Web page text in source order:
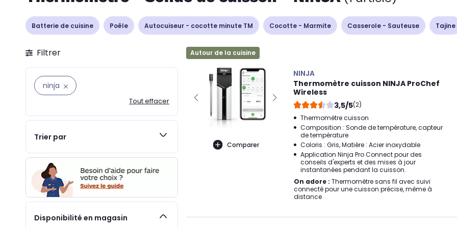
Batterie de cuisine Poêle Autocuiseur - cocotte minute TM Cocotte - Marmite Casserole - Sauteuse Tajine
Filtrer
ninja
Tout effacer
Trier par
Disponibilité en magasin
Autour de la cuisine
Comparer
NINJA
Thermomètre cuisson NINJA ProChef
Wireless
3,5/5(2)
Thermomètre cuisson
Composition : Sonde de température, capteur
de température
Coloris : Gris, Matière : Acier inoxydable
Application Ninja Pro Connect pour des
conseils d'experts et des mises à jour
instantanées pendant la cuisson.
On adore : Thermomètre sans fil avec suivi
connecté pour une cuisson précise, même à
distance